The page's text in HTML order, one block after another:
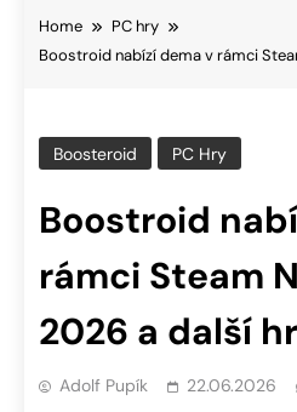
Home
PC hry
Boostroid nabízí dema v rámci
Boosteroid PC Hry
Boostroid
rámci Steam
2026 a další
Adolf Pupík 22.06.2026